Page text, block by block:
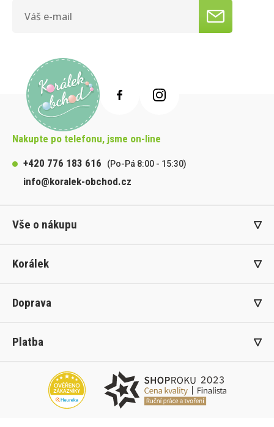
Nakupte po telefonu, jsme on-line
+420 776 183 616
(Po-Pá 8:00 - 15:30)
info@koralek-obchod.cz
Vše o nákupu
Korálek
Doprava
Platba